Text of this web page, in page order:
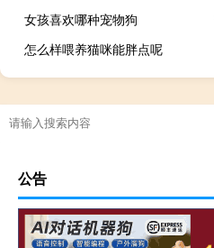
女孩喜欢哪种宠物狗
怎么样喂养猫咪能胖点呢
公告